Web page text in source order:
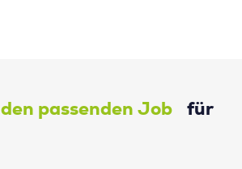
den passenden Job für